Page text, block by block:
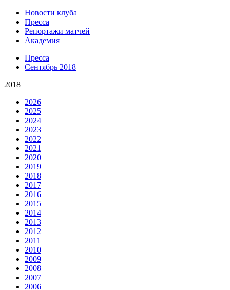
Новости клуба
Пресса
Репортажи матчей
Академия
Пресса
Сентябрь 2018
2018
2026
2025
2024
2023
2022
2021
2020
2019
2018
2017
2016
2015
2014
2013
2012
2011
2010
2009
2008
2007
2006